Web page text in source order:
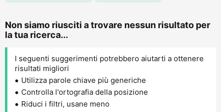
Non siamo riusciti a trovare nessun risultato per
la tua ricerca...
I seguenti suggerimenti potrebbero aiutarti a ottenere
risultati migliori
Utilizza parole chiave più generiche
Controlla l'ortografia della posizione
Riduci i filtri, usane meno